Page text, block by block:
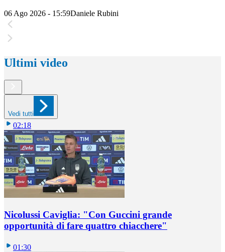
06 Ago 2026 - 15:59Daniele Rubini
Ultimi video
Vedi tutti
02:18
Nicolussi Caviglia: "Con Guccini grande
opportunità di fare quattro chiacchere"
01:30